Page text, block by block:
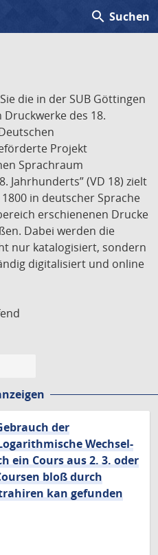
search Suchen
die in der SUB Göttingen
des 18.
Projekt
Sprachraum
Jahrhunderts” (VD 18) zielt
in deutscher Sprache
erschienenen Drucke
Dabei werden die
nur katalogisiert, sondern
digitalisiert und online
der
Wechsel-
ein Cours aus 2. 3. oder
bloß durch
kan gefunden